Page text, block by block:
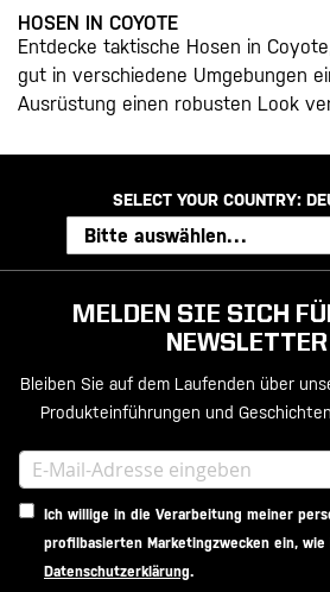
HOSEN IN COYOTE
Entdecke taktische Hosen in
gut in verschiedene Umgebungen
Ausrüstung einen robusten Look
SELECT YOUR COUNTRY:
MELDEN SIE SICH
NEWSLETTER
Bleiben Sie auf dem Laufenden über
Produkteinführungen und
Ich willige in die Verarbeitung meiner
profilbasierten Marketingzwecken ein, wie
Datenschutzerklärung.